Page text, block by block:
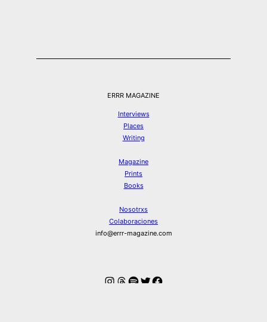
ERRR MAGAZINE
Interviews
Places
Writing
Magazine
Prints
Books
Nosotrxs
Colaboraciones
info@errr-magazine.com
Instagram
Hilos
Spotify
Twitter
Facebook